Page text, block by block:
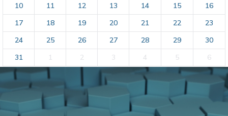
10
11 12 13 14 15
16
17
18 19 20 21 22
23
24
25 26 27 28 29
30
31
1 2 3 4 5 6